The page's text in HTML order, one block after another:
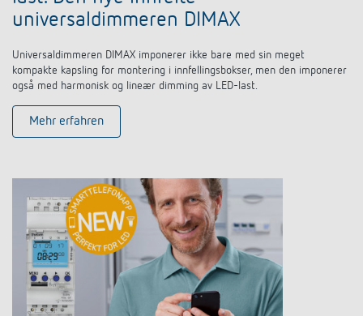
universaldimmeren DIMAX
Universaldimmeren DIMAX imponerer ikke bare med sin meget
kompakte kapsling for montering i innfellingsbokser, men den imponerer
også med harmonisk og lineær dimming av LED-last.
Mehr erfahren